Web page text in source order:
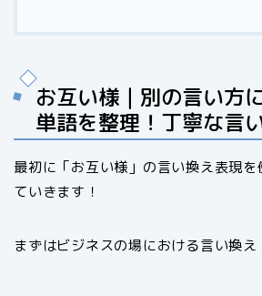
お互い様｜別の言い方
単語を整理！丁寧な言
最初に「お互い様」の言い換え表現
ていきます！
まずはビジネスの場における言い換え